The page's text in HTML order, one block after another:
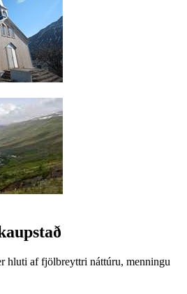
hluti af fjölbreyttri náttúru, menningu